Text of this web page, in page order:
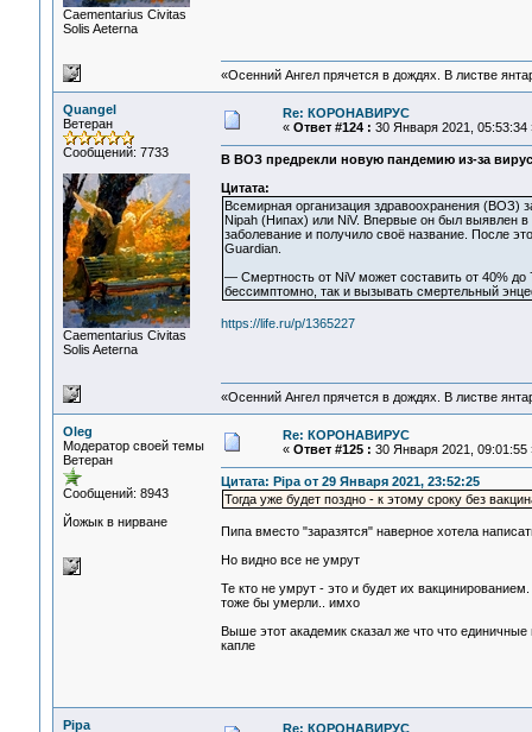
Сaementarius Civitas
Solis Aeterna
«Осенний Ангел прячется в дождях. В листве
Quangel
Ветеран
Сообщений: 7733
Сaementarius Civitas
Solis Aeterna
Re: КОРОНАВИРУС
« Ответ #124 : 30 Января 2021, 05:53:34
В ВОЗ предрекли новую пандемию из-за
Цитата:
Всемирная организация здравоохранения (ВОЗ)
Nipah (Нипах) или NiV. Впервые он был выявлен
заболевание и получило своё название. После
Guardian.
— Смертность от NiV может составить от 40% до
бессимптомно, так и вызывать смертельный
https://life.ru/p/1365227
«Осенний Ангел прячется в дождях. В листве
Oleg
Модератор своей темы
Ветеран
Сообщений: 8943
Йожык в нирване
Re: КОРОНАВИРУС
« Ответ #125 : 30 Января 2021, 09:01:55
Цитата: Pipa от 29 Января 2021, 23:52:25
Тогда уже будет поздно - к этому сроку без
Пипа вместо "заразятся" наверное хотела
Но видно все не умрут
Те кто не умрут - это и будет их
тоже бы умерли.. имхо
Выше этот академик сказал же что что
капле
Pipa Re: КОРОНАВИРУС